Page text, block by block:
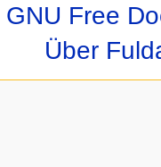
GNU Free
Über